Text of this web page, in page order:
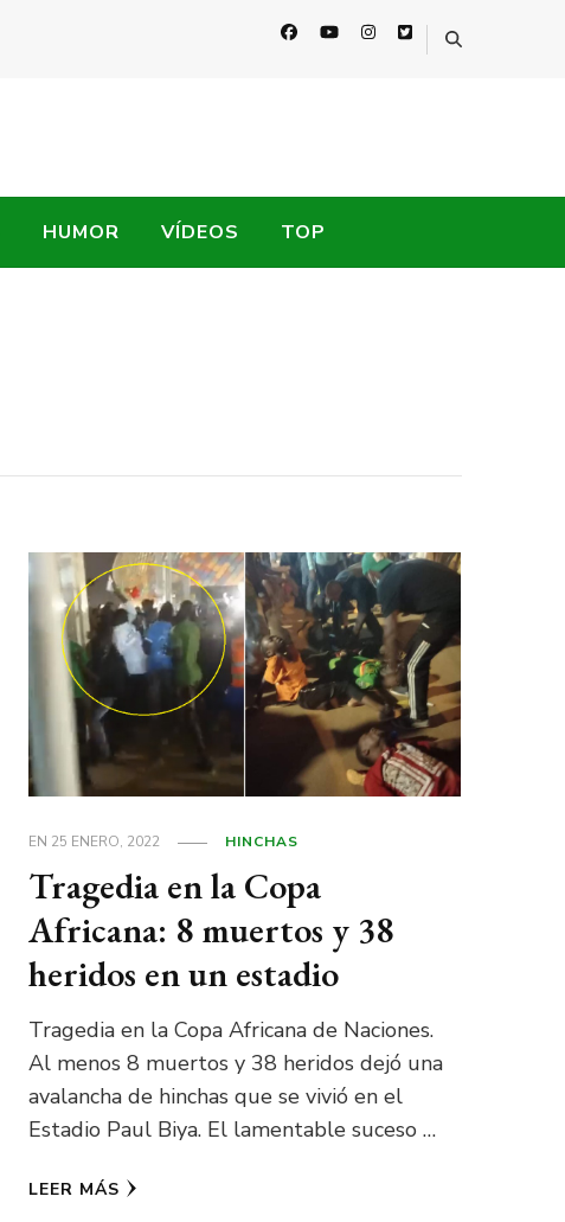
HUMOR VÍDEOS TOP
EN 25 ENERO, 2022 HINCHAS
Tragedia en la Copa
Africana: 8 muertos y 38
heridos en un estadio
Tragedia en la Copa Africana de Naciones.
Al menos 8 muertos y 38 heridos dejó una
avalancha de hinchas que se vivió en el
Estadio Paul Biya. El lamentable suceso …
LEER MÁS